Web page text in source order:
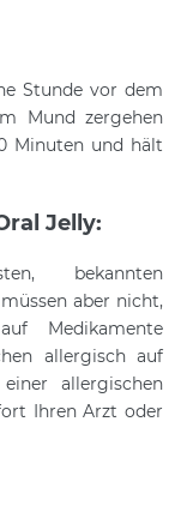
Stunde vor dem
Mund zergehen
Minuten und hält
Jelly:
bekannten
aber nicht,
Medikamente
allergisch auf
allergischen
Ihren Arzt oder